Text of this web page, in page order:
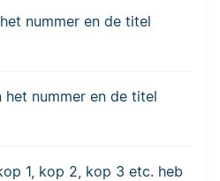
nummer en de titel
het nummer en de titel
1, kop 2, kop 3 etc. heb